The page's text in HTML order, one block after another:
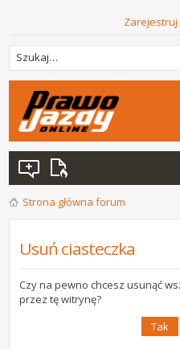
Zarejestruj
Strona główna forum
Usuń ciasteczka
Czy na pewno chcesz usunąć
przez tę witrynę?